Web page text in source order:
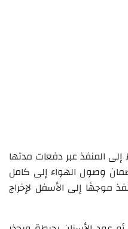
المنفذ عبر دفعات مدتها
لضمان وصول الهواء إلى كامل
موجهًا إلى الأسفل لإخراج